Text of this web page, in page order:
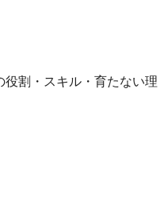
役割・スキル・育たない理